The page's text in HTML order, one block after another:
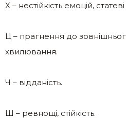
Х – нестійкість емоцій,
Ц – прагнення до
хвилювання.
Ч – відданість.
Ш – ревнощі, стійкість.